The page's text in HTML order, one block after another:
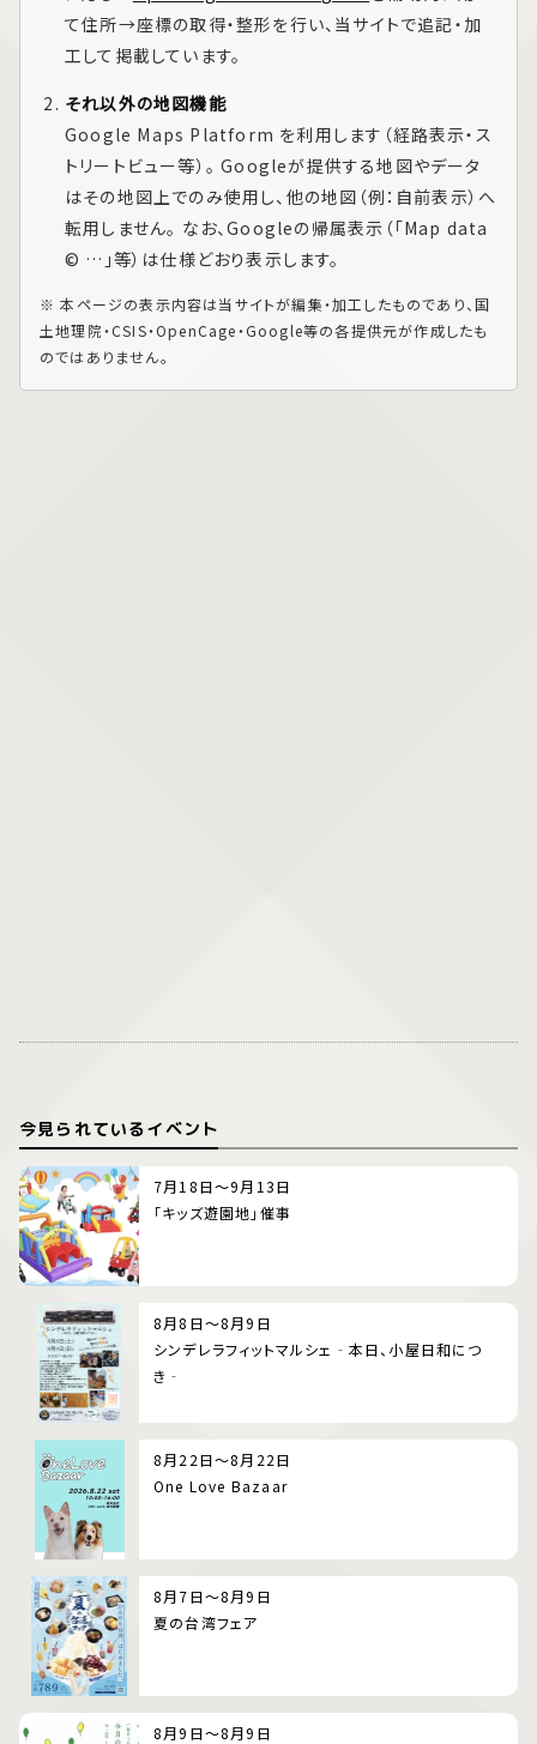
今見られているイベント
7月18日～9月13日
「キッズ遊園地」催事
8月8日～8月9日
シンデレラフィットマルシェ‐本日、小屋日和につ
き‐
8月22日～8月22日
One Love Bazaar
8月7日～8月9日
夏の台湾フェア
8月9日～8月9日
て住所→座標の取得・整形を行い、当サイトで追記・加
工して掲載しています。
それ以外の地図機能
Google Maps Platform を利用します（経路表示・ス
トリートビュー等）。 Googleが提供する地図やデータ
はその地図上でのみ使用し、他の地図（例：自前表示）へ
転用しません。 なお、Googleの帰属表示（「Map data
© …」等）は仕様どおり表示します。
※ 本ページの表示内容は当サイトが編集・加工したものであり、国
土地理院・CSIS・OpenCage・Google等の各提供元が作成したも
のではありません。